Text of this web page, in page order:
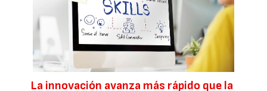
La innovación avanza más rápido que la